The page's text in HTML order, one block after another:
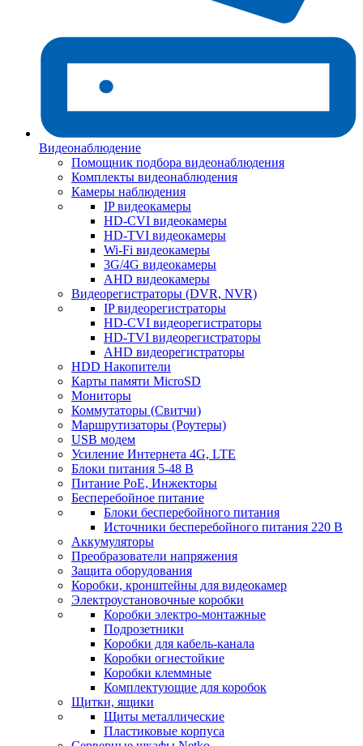
Видеонаблюдение
Помощник подбора видеонаблюдения
Комплекты видеонаблюдения
Камеры наблюдения
IP видеокамеры
HD-CVI видеокамеры
HD-TVI видеокамеры
Wi-Fi видеокамеры
3G/4G видеокамеры
AHD видеокамеры
Видеорегистраторы (DVR, NVR)
IP видеорегистраторы
HD-CVI видеорегистраторы
HD-TVI видеорегистраторы
AHD видеорегистраторы
HDD Накопители
Карты памяти MicroSD
Мониторы
Коммутаторы (Свитчи)
Маршрутизаторы (Роутеры)
USB модем
Усиление Интернета 4G, LTE
Блоки питания 5-48 В
Питание PoE, Инжекторы
Бесперебойное питание
Блоки бесперебойного питания
Источники бесперебойного питания 220 В
Аккумуляторы
Преобразователи напряжения
Защита оборудования
Коробки, кронштейны для видеокамер
Электроустановочные коробки
Коробки электро-монтажные
Подрозетники
Коробки для кабель-канала
Коробки огнестойкие
Коробки клеммные
Комплектующие для коробок
Щитки, ящики
Щиты металлические
Пластиковые корпуса